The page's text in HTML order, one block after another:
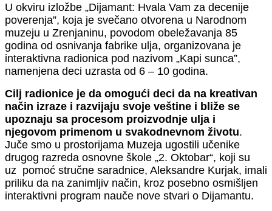
U okviru izložbe „Dijamant: Hvala Vam za decenije
poverenja”, koja je svečano otvorena u Narodnom
muzeju u Zrenjaninu, povodom obeležavanja 85
godina od osnivanja fabrike ulja, organizovana je
interaktivna radionica pod nazivom „Kapi sunca”,
namenjena deci uzrasta od 6 – 10 godina.
Cilj radionice je da omogući deci da na kreativan
način izraze i razvijaju svoje veštine i bliže se
upoznaju sa procesom proizvodnje ulja i
njegovom primenom u svakodnevnom životu.
Juče smo u prostorijama Muzeja ugostili učenike
drugog razreda osnovne škole „2. Oktobar“, koji su
uz pomoć stručne saradnice, Aleksandre Kurjak, imali
priliku da na zanimljiv način, kroz posebno osmišljen
interaktivni program nauče nove stvari o Dijamantu.